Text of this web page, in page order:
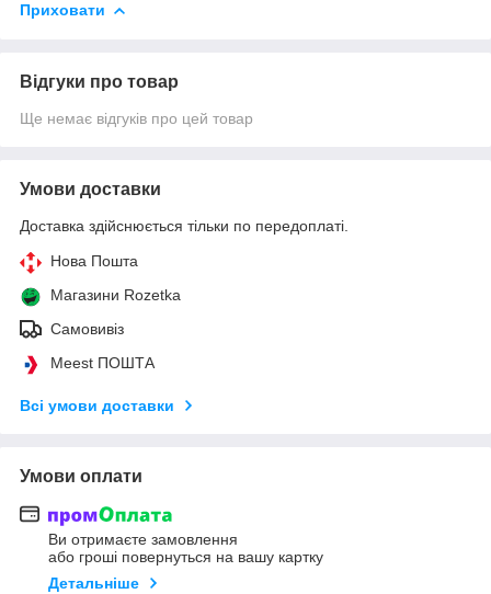
Приховати
Відгуки про товар
Ще немає відгуків про цей товар
Умови доставки
Доставка здійснюється тільки по передоплаті.
Нова Пошта
Магазини Rozetka
Самовивіз
Meest ПОШТА
Всі умови доставки
Умови оплати
Ви отримаєте замовлення
або гроші повернуться на вашу картку
Детальніше